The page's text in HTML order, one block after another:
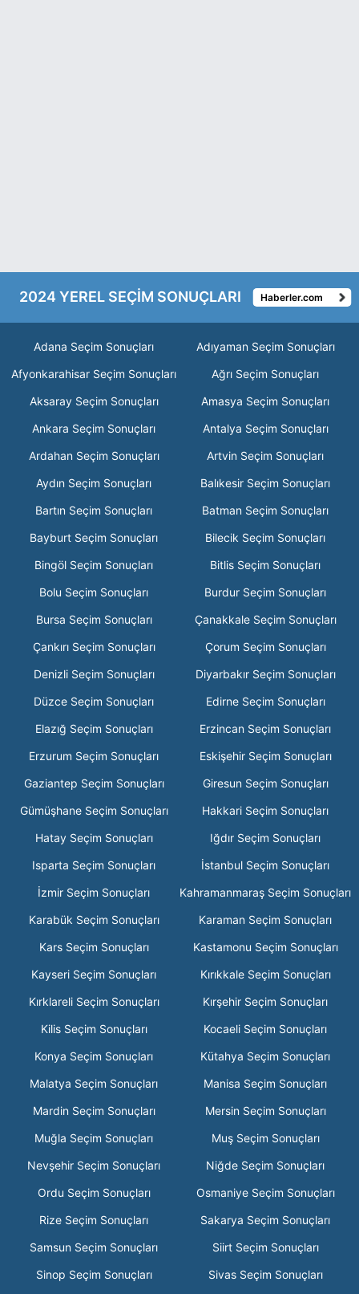
2024 YEREL SEÇİM SONUÇLARI Haberler.com
Adana Seçim Sonuçları
Adıyaman Seçim Sonuçları
Afyonkarahisar Seçim Sonuçları
Ağrı Seçim Sonuçları
Aksaray Seçim Sonuçları
Amasya Seçim Sonuçları
Ankara Seçim Sonuçları
Antalya Seçim Sonuçları
Ardahan Seçim Sonuçları
Artvin Seçim Sonuçları
Aydın Seçim Sonuçları
Balıkesir Seçim Sonuçları
Bartın Seçim Sonuçları
Batman Seçim Sonuçları
Bayburt Seçim Sonuçları
Bilecik Seçim Sonuçları
Bingöl Seçim Sonuçları
Bitlis Seçim Sonuçları
Bolu Seçim Sonuçları
Burdur Seçim Sonuçları
Bursa Seçim Sonuçları
Çanakkale Seçim Sonuçları
Çankırı Seçim Sonuçları
Çorum Seçim Sonuçları
Denizli Seçim Sonuçları
Diyarbakır Seçim Sonuçları
Düzce Seçim Sonuçları
Edirne Seçim Sonuçları
Elazığ Seçim Sonuçları
Erzincan Seçim Sonuçları
Erzurum Seçim Sonuçları
Eskişehir Seçim Sonuçları
Gaziantep Seçim Sonuçları
Giresun Seçim Sonuçları
Gümüşhane Seçim Sonuçları
Hakkari Seçim Sonuçları
Hatay Seçim Sonuçları
Iğdır Seçim Sonuçları
Isparta Seçim Sonuçları
İstanbul Seçim Sonuçları
İzmir Seçim Sonuçları
Kahramanmaraş Seçim Sonuçları
Karabük Seçim Sonuçları
Karaman Seçim Sonuçları
Kars Seçim Sonuçları
Kastamonu Seçim Sonuçları
Kayseri Seçim Sonuçları
Kırıkkale Seçim Sonuçları
Kırklareli Seçim Sonuçları
Kırşehir Seçim Sonuçları
Kilis Seçim Sonuçları
Kocaeli Seçim Sonuçları
Konya Seçim Sonuçları
Kütahya Seçim Sonuçları
Malatya Seçim Sonuçları
Manisa Seçim Sonuçları
Mardin Seçim Sonuçları
Mersin Seçim Sonuçları
Muğla Seçim Sonuçları
Muş Seçim Sonuçları
Nevşehir Seçim Sonuçları
Niğde Seçim Sonuçları
Ordu Seçim Sonuçları
Osmaniye Seçim Sonuçları
Rize Seçim Sonuçları
Sakarya Seçim Sonuçları
Samsun Seçim Sonuçları
Siirt Seçim Sonuçları
Sinop Seçim Sonuçları
Sivas Seçim Sonuçları